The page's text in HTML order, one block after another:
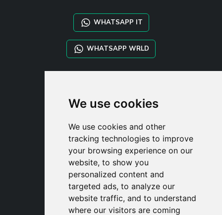
We use cookies
We use cookies and other
tracking technologies to improve
your browsing experience on our
website, to show you
personalized content and
targeted ads, to analyze our
website traffic, and to understand
where our visitors are coming
WHATSAPP IT
WHATSAPP WRLD
TAYLOR MADE ORDERS
UŽIVATE
ZAREGISTROVA
PŘIHLÁSIT S
NÁKUPNÍ KOŠÍ